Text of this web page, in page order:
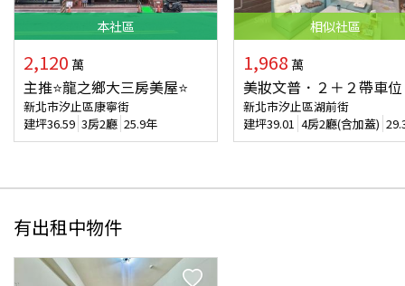
本社區
2,120 萬
主推⭐龍之鄉大三房美屋⭐
新北市汐止區康寧街
建坪36.59 3房2廳 25.9年
相似社區
1,968 萬
美妝文普．２＋２帶車位
新北市汐止區湖前街
建坪39.01 4房2廳(含加蓋)
有出租中物件